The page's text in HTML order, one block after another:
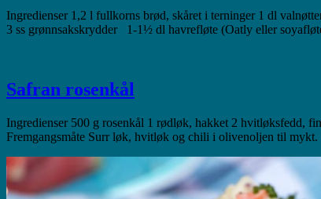
Ingredienser 1,2 l fullkorns brød, skåret i terninger 1 dl
3 ss grønnsakskrydder 1-1½ dl havrefløte (Oatly eller
Safran rosenkål
Ingredienser 500 g rosenkål 1 rødløk, hakket 2 hvitløksfedd,
Fremgangsmåte Surr løk, hvitløk og chili i olivenoljen til